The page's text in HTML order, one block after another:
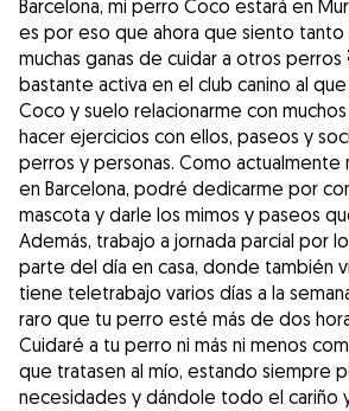
Barcelona, mi perro Coco estará en
es por eso que ahora que siento
muchas ganas de cuidar a otros perros
bastante activa en el club canino al
Coco y suelo relacionarme con
hacer ejercicios con ellos, paseos y
perros y personas. Como
en Barcelona, podré dedicarme por
mascota y darle los mimos y paseos
Además, trabajo a jornada parcial por
parte del día en casa, donde también
tiene teletrabajo varios días a la
raro que tu perro esté más de dos
Cuidaré a tu perro ni más ni menos
que tratasen al mío, estando siempre
necesidades y dándole todo el cariño